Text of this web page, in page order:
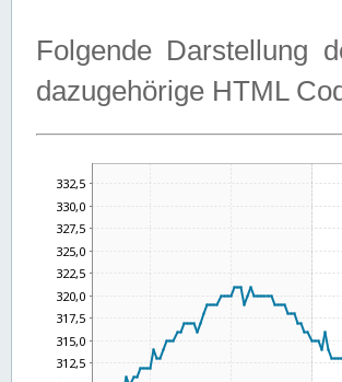
Folgende Darstellung
dazugehörige HTML